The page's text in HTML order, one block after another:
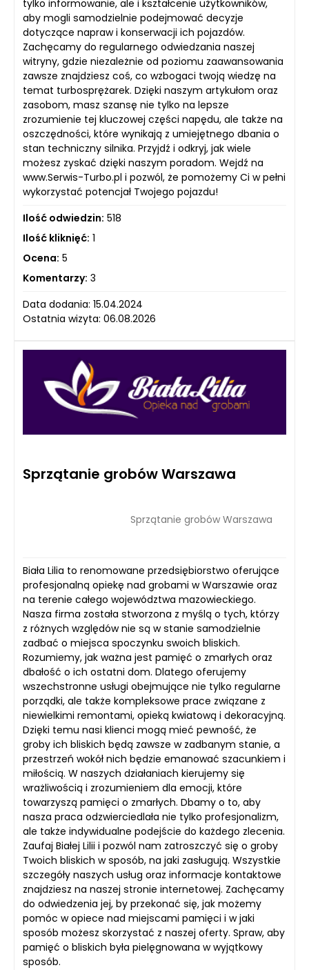
tylko informowanie, ale i kształcenie użytkowników,
aby mogli samodzielnie podejmować decyzje
dotyczące napraw i konserwacji ich pojazdów.
Zachęcamy do regularnego odwiedzania naszej
witryny, gdzie niezależnie od poziomu zaawansowania
zawsze znajdziesz coś, co wzbogaci twoją wiedzę na
temat turbosprężarek. Dzięki naszym artykułom oraz
zasobom, masz szansę nie tylko na lepsze
zrozumienie tej kluczowej części napędu, ale także na
oszczędności, które wynikają z umiejętnego dbania o
stan techniczny silnika. Przyjdź i odkryj, jak wiele
możesz zyskać dzięki naszym poradom. Wejdź na
www.Serwis-Turbo.pl i pozwól, że pomożemy Ci w pełni
wykorzystać potencjał Twojego pojazdu!
Ilość odwiedzin: 518
Ilość kliknięć: 1
Ocena: 5
Komentarzy: 3
Data dodania: 15.04.2024
Ostatnia wizyta: 06.08.2026
Sprzątanie grobów Warszawa
Sprzątanie grobów Warszawa
Biała Lilia to renomowane przedsiębiorstwo oferujące
profesjonalną opiekę nad grobami w Warszawie oraz
na terenie całego województwa mazowieckiego.
Nasza firma została stworzona z myślą o tych, którzy
z różnych względów nie są w stanie samodzielnie
zadbać o miejsca spoczynku swoich bliskich.
Rozumiemy, jak ważna jest pamięć o zmarłych oraz
dbałość o ich ostatni dom. Dlatego oferujemy
wszechstronne usługi obejmujące nie tylko regularne
porządki, ale także kompleksowe prace związane z
niewielkimi remontami, opieką kwiatową i dekoracyjną.
Dzięki temu nasi klienci mogą mieć pewność, że
groby ich bliskich będą zawsze w zadbanym stanie, a
przestrzeń wokół nich będzie emanować szacunkiem i
miłością. W naszych działaniach kierujemy się
wrażliwością i zrozumieniem dla emocji, które
towarzyszą pamięci o zmarłych. Dbamy o to, aby
nasza praca odzwierciedlała nie tylko profesjonalizm,
ale także indywidualne podejście do każdego zlecenia.
Zaufaj Białej Lilii i pozwól nam zatroszczyć się o groby
Twoich bliskich w sposób, na jaki zasługują. Wszystkie
szczegóły naszych usług oraz informacje kontaktowe
znajdziesz na naszej stronie internetowej. Zachęcamy
do odwiedzenia jej, by przekonać się, jak możemy
pomóc w opiece nad miejscami pamięci i w jaki
sposób możesz skorzystać z naszej oferty. Spraw, aby
pamięć o bliskich była pielęgnowana w wyjątkowy
sposób.